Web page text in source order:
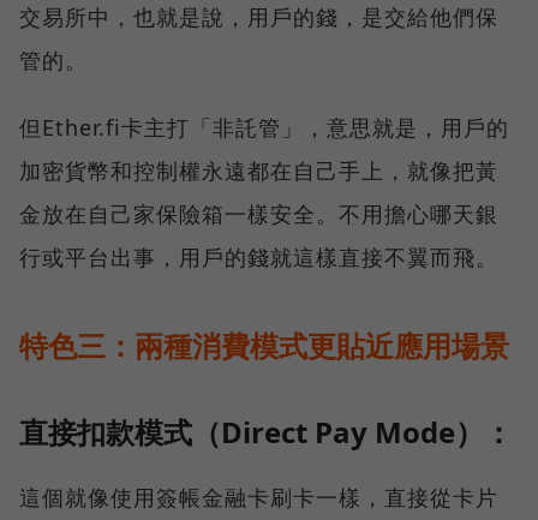
交易所中，也就是說，用戶的錢，是交給他們保
管的。
但Ether.fi卡主打「非託管」，意思就是，用戶的
加密貨幣和控制權永遠都在自己手上，就像把黃
金放在自己家保險箱一樣安全。不用擔心哪天銀
行或平台出事，用戶的錢就這樣直接不翼而飛。
特色三：兩種消費模式更貼近應用場景
直接扣款模式（Direct Pay Mode）：
這個就像使用簽帳金融卡刷卡一樣，直接從卡片